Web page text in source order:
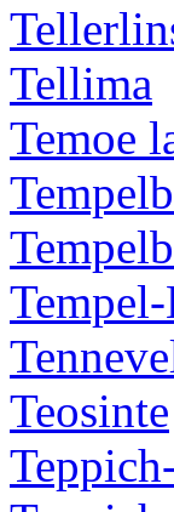
Tellima
Temoe
Teosinte